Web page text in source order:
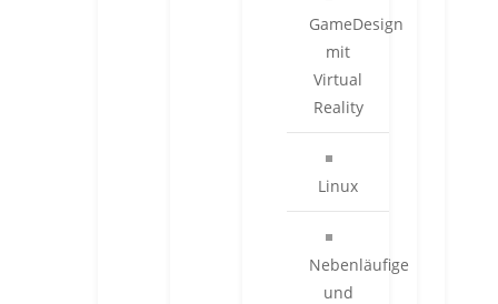
GameDesign
mit
Virtual
Reality
Linux
Nebenläufige
und